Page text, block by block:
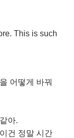
This is such
어떻게 바꿔
아.
건 정말 시간